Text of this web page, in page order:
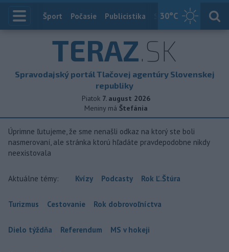
30°C
Index
Šport Počasie Publicistika Slovensko
TERAZ.SK
Spravodajský portál Tlačovej agentúry Slovenskej
republiky
Piatok 7. august 2026
Meniny má Štefánia
Úprimne ľutujeme, že sme nenašli odkaz na ktorý ste boli
nasmerovaní, ale stránka ktorú hľadáte pravdepodobne nikdy
neexistovala
Aktuálne témy: Kvízy Podcasty Rok Ľ.Štúra
Turizmus Cestovanie Rok dobrovoľníctva
Dielo týždňa Referendum MS v hokeji